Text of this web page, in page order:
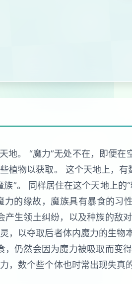
地。 “魔力”无处不在，即便
植物以获取。 这个天地上，
”。 同样居住在这个天地上
的缘故，魔族具有暴食的习
生领土纠纷，以及种族的敌
，以夺取后者体内魔力的生物
仍然会因为魔力被吸取而变
，数个些个体也时常出现失真